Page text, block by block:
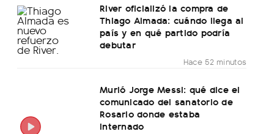
River oficializó la compra de
Thiago Almada: cuándo llega al
país y en qué partido podría
debutar
Hace 52 minutos
Murió Jorge Messi: qué dice el
comunicado del sanatorio de
Rosario donde estaba
internado